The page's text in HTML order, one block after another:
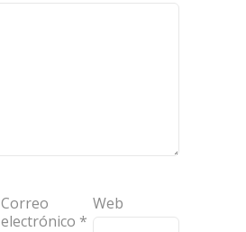
Correo
electrónico *
Web